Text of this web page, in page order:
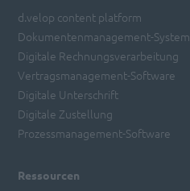
d.velop content platform
Dokumentenmanagement-System
Digitale Rechnungsverarbeitung
Vertragsmanagement-Software
Digitale Unterschrift
Digitale Zustellung
Prozessmanagement-Software
Ressourcen